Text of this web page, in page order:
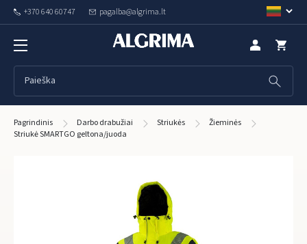
+370 640 60747 pagalba@algrima.lt
Pagrindinis Darbo drabužiai Striukės
Žieminės
Striukė SMARTGO geltona/juoda